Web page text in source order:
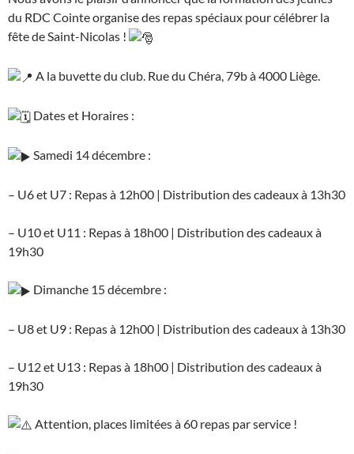
du RDC Cointe organise des repas spéciaux pour célébrer la
fête de Saint-Nicolas !
A la buvette du club. Rue du Chéra, 79b à 4000 Liège.
Dates et Horaires :
Samedi 14 décembre :
– U6 et U7 : Repas à 12h00 | Distribution des cadeaux à 13h30
– U10 et U11 : Repas à 18h00 | Distribution des cadeaux à
19h30
Dimanche 15 décembre :
– U8 et U9 : Repas à 12h00 | Distribution des cadeaux à 13h30
– U12 et U13 : Repas à 18h00 | Distribution des cadeaux à
19h30
Attention, places limitées à 60 repas par service !